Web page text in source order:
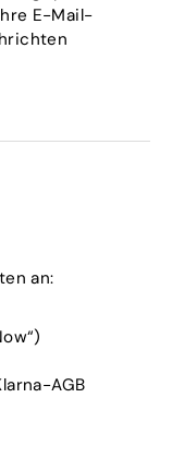
E-Mail-
an:
AGB